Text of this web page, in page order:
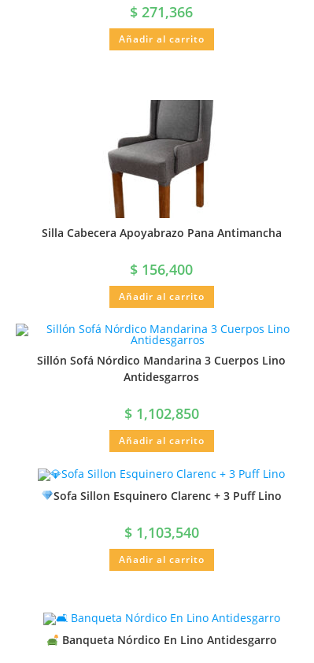
$ 271,366
Añadir al carrito
Silla Cabecera Apoyabrazo Pana Antimancha
$ 156,400
Añadir al carrito
Sillón Sofá Nórdico Mandarina 3 Cuerpos Lino
Antidesgarros
$1,102,850
Añadir al carrito
Sofa Sillon Esquinero Clarenc + 3 Puff Lino
$1,103,540
Añadir al carrito
Banqueta Nórdico En Lino Antidesgarro